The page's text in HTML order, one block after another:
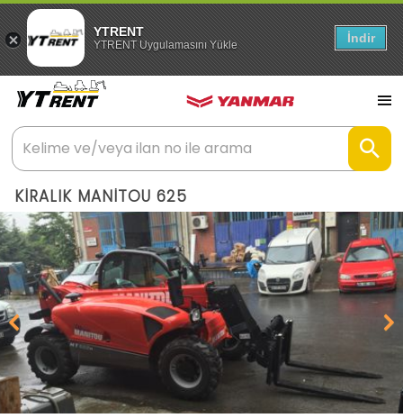
YTRENT
YTRENT Uygulamasını Yükle İndir
KİRALIK MANİTOU 625